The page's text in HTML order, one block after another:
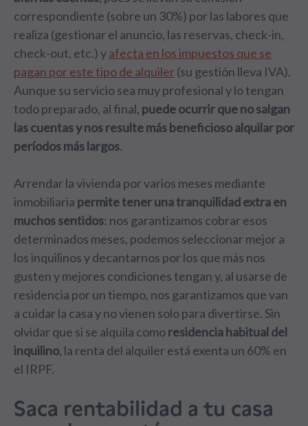
correspondiente (sobre un 30%) por las labores que
realiza (gestionar el anuncio, las reservas, check-in,
check-out, etc.) yafecta en los impuestos que se
pagan por este tipo de alquiler(su gestión lleva IVA).
Aunque su servicio sea muy profesional y lo tengan
todo preparado, al final, puede ocurrir que no salgan
las cuentas y nos resulte más beneficioso alquilar por
períodos más largos.
Arrendar la vivienda por varios meses mediante
inmobiliaria permite tener una tranquilidad extra en
muchos sentidos: nos garantizamos cobrar esos
determinados meses, podemos seleccionar mejor a
los inquilinos y decantarnos por los que más nos
gusten y mejores condiciones tengan y, al usarse de
residencia por un tiempo, nos garantizamos que van
a cuidar la casa y no vienen solo para divertirse. Sin
olvidar que si se alquila comoresidencia habitual del
inquilino, la renta del alquiler está exenta un 60% en
el IRPF.
Saca rentabilidad a tu casa